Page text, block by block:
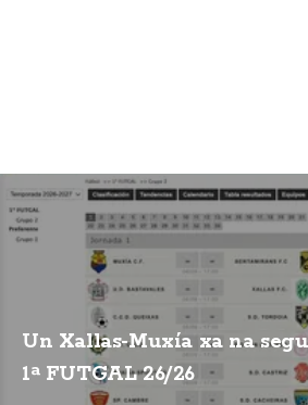
Un Xallas-Muxía xa na
1ª FUTGAL 26/26